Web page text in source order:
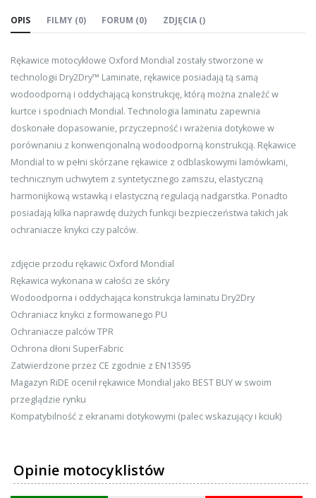
OPIS FILMY (0) FORUM (0) ZDJĘCIA ()
Rękawice motocyklowe Oxford Mondial zostały stworzone w
technologii Dry2Dry™ Laminate, rękawice posiadają tą samą
wodoodporną i oddychającą konstrukcję, którą można znaleźć w
kurtce i spodniach Mondial. Technologia laminatu zapewnia
doskonałe dopasowanie, przyczepność i wrażenia dotykowe w
porównaniu z konwencjonalną wodoodporną konstrukcją. Rękawice
Mondial to w pełni skórzane rękawice z odblaskowymi lamówkami,
technicznym uchwytem z syntetycznego zamszu, elastyczną
harmonijkową wstawką i elastyczną regulacją nadgarstka. Ponadto
posiadają kilka naprawdę dużych funkcji bezpieczeństwa takich jak
ochraniacze knykci czy palców.
zdjęcie przodu rękawic Oxford Mondial
Rękawica wykonana w całości ze skóry
Wodoodporna i oddychająca konstrukcja laminatu Dry2Dry
Ochraniacz knykci z formowanego PU
Ochraniacze palców TPR
Ochrona dłoni SuperFabric
Zatwierdzone przez CE zgodnie z EN13595
Magazyn RiDE ocenił rękawice Mondial jako BEST BUY w swoim
przeglądzie rynku
Kompatybilność z ekranami dotykowymi (palec wskazujący i kciuk)
Opinie motocyklistów